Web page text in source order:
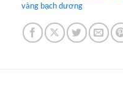
vàng bạch dương